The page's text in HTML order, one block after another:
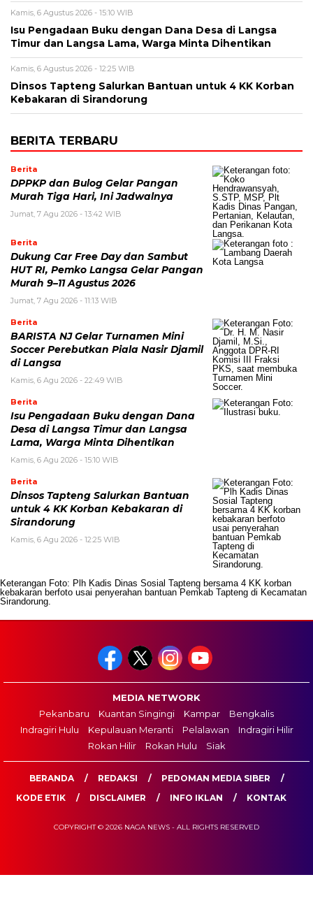
Kamis, 6 Agustus 2026 - 15:10 WIB
Isu Pengadaan Buku dengan Dana Desa di Langsa
Timur dan Langsa Lama, Warga Minta Dihentikan
Kamis, 6 Agustus 2026 - 12:25 WIB
Dinsos Tapteng Salurkan Bantuan untuk 4 KK Korban
Kebakaran di Sirandorung
BERITA TERBARU
Berita
DPPKP dan Bulog Gelar Pangan
Murah Tiga Hari, Ini Jadwalnya
Jumat, 7 Agu 2026 - 13:42 WIB
Berita
Dukung Car Free Day dan Sambut
HUT RI, Pemko Langsa Gelar Pangan
Murah 9–11 Agustus 2026
Jumat, 7 Agu 2026 - 11:13 WIB
Berita
BARISTA NJ Gelar Turnamen Mini
Soccer Perebutkan Piala Nasir Djamil
di Langsa
Kamis, 6 Agu 2026 - 22:49 WIB
Berita
Isu Pengadaan Buku dengan Dana
Desa di Langsa Timur dan Langsa
Lama, Warga Minta Dihentikan
Kamis, 6 Agu 2026 - 15:10 WIB
Berita
Dinsos Tapteng Salurkan Bantuan
untuk 4 KK Korban Kebakaran di
Sirandorung
Kamis, 6 Agu 2026 - 12:25 WIB
Keterangan Foto: Plh Kadis Dinas Sosial Tapteng bersama 4 KK korban
kebakaran berfoto usai penyerahan bantuan Pemkab Tapteng di Kecamatan
Sirandorung.
MEDIA NETWORK
Pekanbaru
Kuantan Singingi Kampar
Bengkalis
Indragiri Hulu
Kepulauan Meranti Pelalawan
Indragiri Hilir
Rokan Hilir
Rokan Hulu Siak
BERANDA REDAKSI
PEDOMAN MEDIA SIBER
KODE ETIK
DISCLAIMER INFO IKLAN KONTAK
COPYRIGHT © 2026 NAGA NEWS - ALL RIGHTS RESERVED